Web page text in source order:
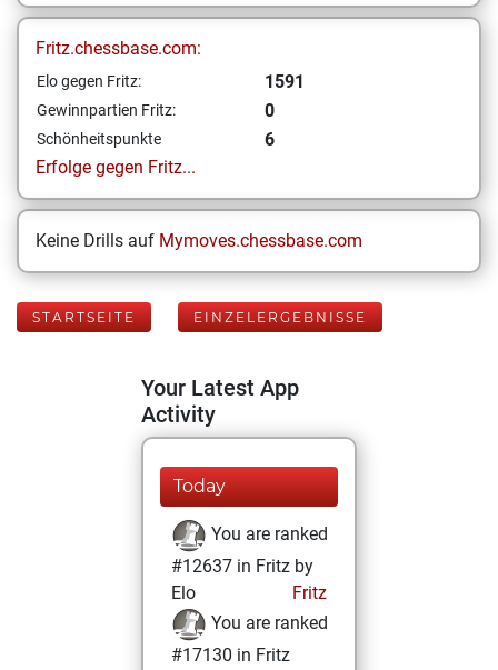
Fritz.chessbase.com:
Elo gegen Fritz: 1591
Gewinnpartien Fritz: 0
Schönheitspunkte
6
Erfolge gegen Fritz...
Keine Drills auf Mymoves.chessbase.com
STARTSEITE EINZELERGEBNISSE
Your Latest App
Activity
Today
You are ranked
#12637 in Fritz by
Elo
Fritz
You are ranked
#17130 in Fritz